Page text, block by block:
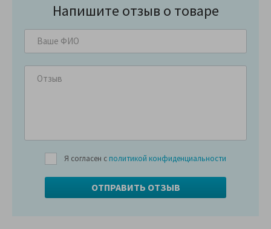
Напишите отзыв о товаре
Я согласен с политикой конфиденциальности